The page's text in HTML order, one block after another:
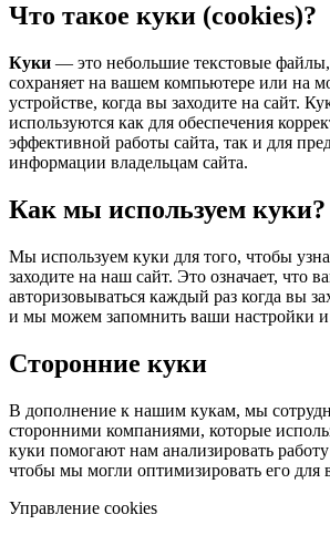
Что такое куки (cookies)?
Куки — это небольшие текстовые файлы,
сохраняет на вашем компьютере или на
устройстве, когда вы заходите на сайт.
используются как для обеспечения
эффективной работы сайта, так и для
информации владельцам сайта.
Как мы используем куки?
Мы используем куки для того, чтобы
заходите на наш сайт. Это означает, что
авторизовываться каждый раз когда вы
и мы можем запомнить ваши настройки и
Сторонние куки
В дополнение к нашим кукам, мы
сторонними компаниями, которые
куки помогают нам анализировать
чтобы мы могли оптимизировать его для
Управление cookies